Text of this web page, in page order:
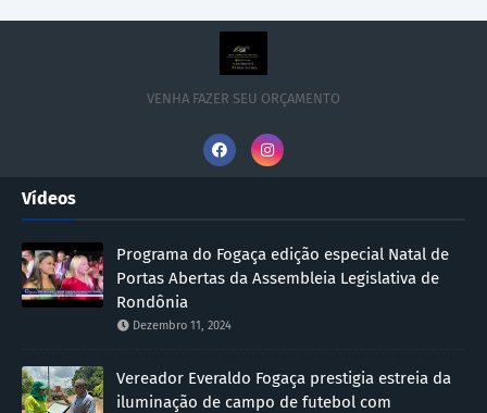
VENHA FAZER SEU ORÇAMENTO
Vídeos
Programa do Fogaça edição especial Natal de
Portas Abertas da Assembleia Legislativa de
Rondônia
Dezembro 11, 2024
Vereador Everaldo Fogaça prestigia estreia da
iluminação de campo de futebol com